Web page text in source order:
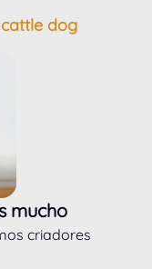
dog
mucho
criadores